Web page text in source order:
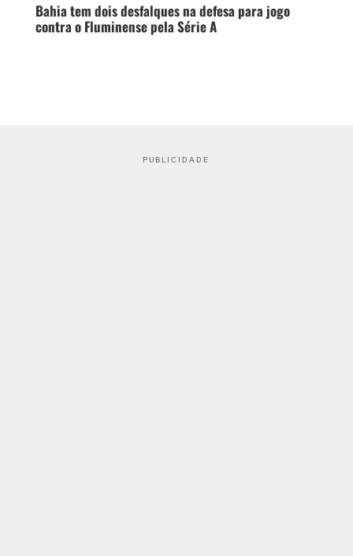
Bahia tem dois desfalques na defesa para jogo
contra o Fluminense pela Série A
PUBLICIDADE